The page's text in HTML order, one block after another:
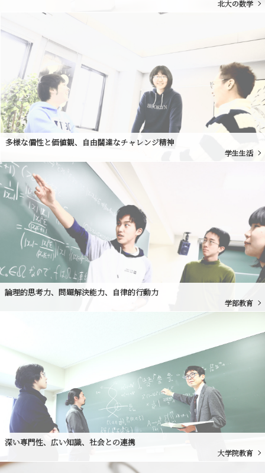
北大の数学
多様な個性と価値観、自由闊達なチャレンジ精神
学生生活
論理的思考力、問題解決能力、自律的行動力
学部教育
深い専門性、広い知識、社会との連携
大学院教育